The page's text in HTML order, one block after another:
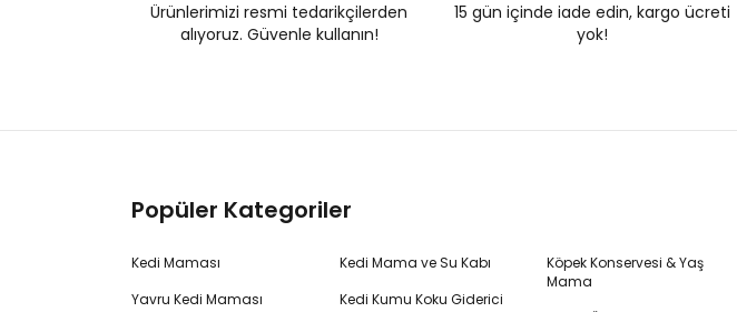
Ürünlerimizi resmi tedarikçilerden
alıyoruz. Güvenle kullanın!
15 gün içinde iade edin, kargo ücreti
yok!
Popüler Kategoriler
Kedi Maması
Yavru Kedi Maması
Kedi Mama ve Su Kabı
Kedi Kumu Koku Giderici
Köpek Konservesi & Yaş
Mama